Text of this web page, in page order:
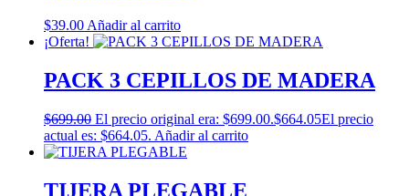
$39.00 Añadir al carrito
¡Oferta!
PACK 3 CEPILLOS DE MADERA
$699.00 El precio original era: $699.00.$664.05El precio
actual es: $664.05. Añadir al carrito
TIJERA PLEGABLE